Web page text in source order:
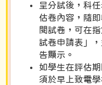
呈分試後，科
估卷內容，隨
閱試卷，可在
試卷申請表」
告顯示。
如學生在評估
須於早上致電